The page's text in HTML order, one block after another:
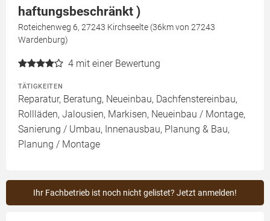
haftungsbeschränkt )
Roteichenweg 6, 27243 Kirchseelte (36km von 27243
Wardenburg)
4 mit einer Bewertung
TÄTIGKEITEN
Reparatur, Beratung, Neueinbau, Dachfenstereinbau,
Rollläden, Jalousien, Markisen, Neueinbau / Montage,
Sanierung / Umbau, Innenausbau, Planung & Bau,
Planung / Montage
Ihr Fachbetrieb ist noch nicht gelistet? Jetzt anmelden!